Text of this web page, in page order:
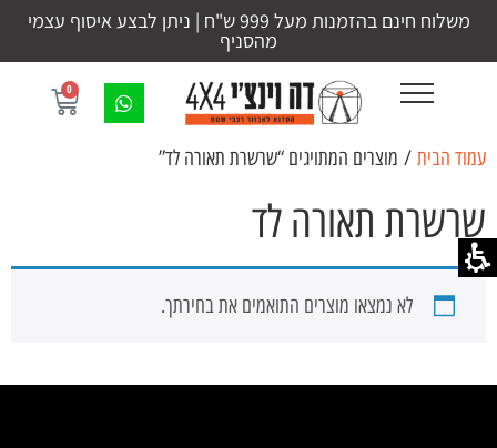
משלוח חינם בהזמנות מעל 999 ש"ח | ניתן לבצע איסוף עצמי
מהסניף
0
עמוד הבית / מוצרים המתויגים “שרשרת תאורה לד”
שרשרת תאורה לד
לא נמצאו מוצרים התואמים את בחירתך.